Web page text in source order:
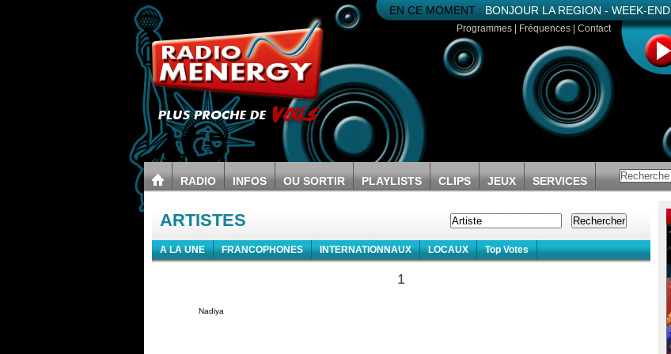
EN CE MOMENT : BONJOUR LA REGION - WEEK-END
Programmes Fréquences Contact
RADIO INFOS OU SORTIR PLAYLISTS CLIPS JEUX SERVICES
ARTISTES
A LA UNE FRANCOPHONES INTERNATIONNAUX LOCAUX Top Votes
1
Nadiya